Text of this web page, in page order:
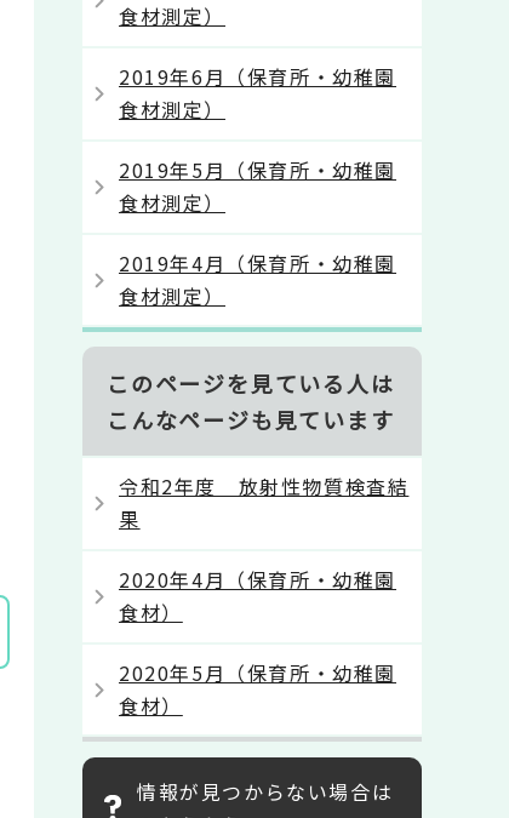
食材測定）
2019年6月（保育所・幼稚園
食材測定）
2019年5月（保育所・幼稚園
食材測定）
2019年4月（保育所・幼稚園
食材測定）
このページを見ている人は
こんなページも見ています
令和2年度 放射性物質検査結
果
2020年4月（保育所・幼稚園
食材）
2020年5月（保育所・幼稚園
食材）
情報が見つからない場合は